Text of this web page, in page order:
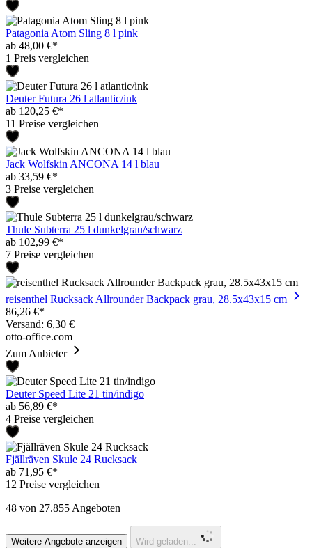
Patagonia Atom Sling 8 l pink
ab 48,00 €*
1 Preis vergleichen
Deuter Futura 26 l atlantic/ink
ab 120,25 €*
11 Preise vergleichen
Jack Wolfskin ANCONA 14 l blau
ab 33,59 €*
3 Preise vergleichen
Thule Subterra 25 l dunkelgrau/schwarz
ab 102,99 €*
7 Preise vergleichen
reisenthel Rucksack Allrounder Backpack grau, 28.5x43x15 cm
86,26 €*
Versand: 6,30 €
otto-office.com
Zum Anbieter
Deuter Speed Lite 21 tin/indigo
ab 56,89 €*
4 Preise vergleichen
Fjällräven Skule 24 Rucksack
ab 71,95 €*
12 Preise vergleichen
48 von 27.855 Angeboten
Weitere Angebote anzeigen Wird geladen...